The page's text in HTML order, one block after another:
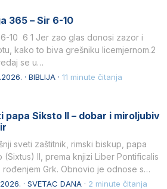
365 – Sir 6-10
10 6 1 Jer zao glas donosi zazor i
kako to biva grešniku licemjernom.2
se u…
· BIBLIJA · 11 minute čitanja
papa Siksto II – dobar i miroljubiv
sveti zaštitnik, rimski biskup, papa
(Sixtus) II, prema knjizi Liber Pontificalis
rođenjem Grk. Obnovio je odnose s
· SVETAC DANA · 2 minute čitanja